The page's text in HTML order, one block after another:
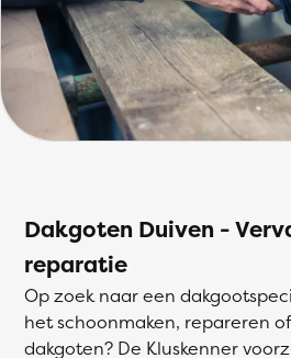
Dakgoten Duiven -
reparatie
Op zoek naar een
het schoonmaken, repareren
dakgoten? De Kluskenner